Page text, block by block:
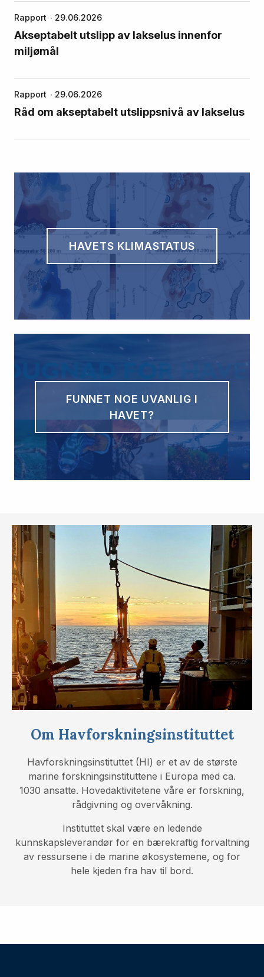
Rapport 29.06.2026
Akseptabelt utslipp av lakselus innenfor
miljømål
Rapport 29.06.2026
Råd om akseptabelt utslippsnivå av lakselus
HAVETS KLIMASTATUS
FUNNET NOE UVANLIG I
HAVET?
Om Havforskningsinstituttet
Havforskningsinstituttet (HI) er et av de største
marine forskningsinstituttene i Europa med ca.
1030 ansatte. Hovedaktivitetene våre er forskning,
rådgivning og overvåkning.
Instituttet skal være en ledende
kunnskapsleverandør for en bærekraftig forvaltning
av ressursene i de marine økosystemene, og for
hele kjeden fra hav til bord.